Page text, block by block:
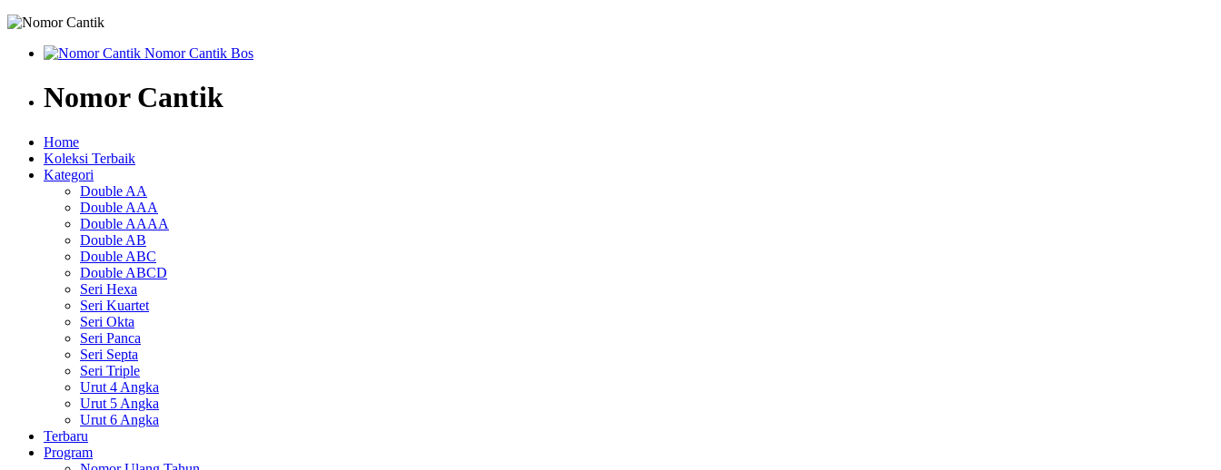
Nomor Cantik
Home
Koleksi Terbaik
Kategori
Double AA
Double AAA
Double AAAA
Double AB
Double ABC
Double ABCD
Seri Hexa
Seri Kuartet
Seri Okta
Seri Panca
Seri Septa
Seri Triple
Urut 4 Angka
Urut 5 Angka
Urut 6 Angka
Terbaru
Program